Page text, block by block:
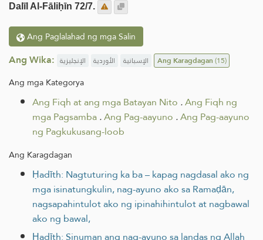
Dalīl Al-Fāliḥīn 72/7.
Ang Paglalahad ng mga Salin
Ang Wika: الإنجليزية الأوردية الإسبانية Ang Karagdagan(15)
Ang mga Kategorya
Ang Fiqh at ang mga Batayan Nito .Ang Fiqh ng
mga Pagsamba.Ang Pag-aayuno .Ang Pag-aayuno
ng Pagkukusang-loob
Ang Karagdagan
Ḥadīth: Nagtuturing ka ba – kapag nagdasal ako ng
mga isinatungkulin, nag-ayuno ako sa Ramaḍān,
nagsapahintulot ako ng ipinahihintulot at nagbawal
ako ng bawal,
Ḥadīth: Sinuman ang nag-ayuno sa landas ng Allah